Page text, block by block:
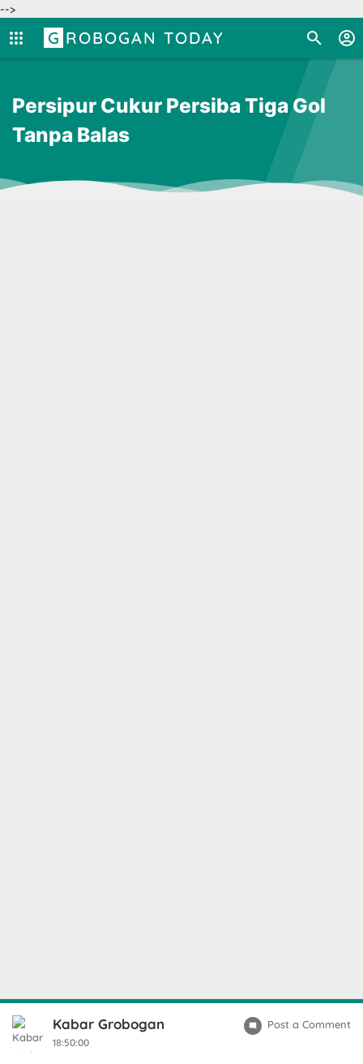
-->
GROBOGAN TODAY
Persipur Cukur Persiba Tiga Gol
Tanpa Balas
Kabar Grobogan
18:50:00
Post a Comment